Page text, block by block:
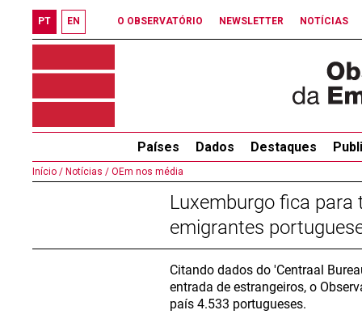
PT EN O OBSERVATÓRIO NEWSLETTER NOTÍCIAS
Países Dados Destaques
Início / Notícias / OEm nos média
Luxemburgo fica para
emigrantes
Citando dados do 'Centraal
entrada de estrangeiros, o
país 4.533 portugueses.